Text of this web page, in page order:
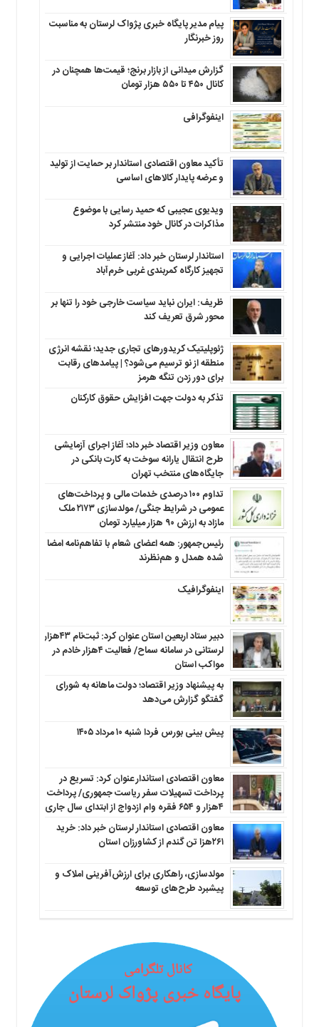
پیام مدیر پایگاه خبری پژواک لرستان به مناسبت
روز خبرنگار
گزارش میدانی از بازار برنج؛ قیمت‌ها همچنان در
کانال ۴۵۰ تا ۵۵۰ هزار تومان
اینفوگرافی
تأکید معاون اقتصادی استاندار بر حمایت از تولید
و عرضه پایدار کالاهای اساسی
ویدیوی عجیبی که حمید رسایی با موضوع
مذاکرات در کانال خود منتشر کرد
استاندار لرستان خبر داد: آغاز عملیات اجرایی و
تجهیز کارگاه کمربندی غربی خرم‌آباد
ظریف: ایران نباید سیاست خارجی خود را تنها بر
محور شرق تعریف کند
ژئوپلیتیک کریدورهای تجاری جدید؛ نقشه انرژی
منطقه‌ از نو ترسیم می‌شود؟ | پیامدهای رقابت
برای دور زدن تنگه هرمز
تذکر به دولت جهت افزایش حقوق کارکنان ‌
معاون وزیر اقتصاد خبر داد؛ آغاز اجرای آزمایشی
طرح انتقال یارانه سوخت به کارت بانکی در
جایگاه‌های منتخب تهران
تداوم ۱۰۰ درصدی خدمات مالی و پرداخت‌های
عمومی در شرایط جنگی/ مولدسازی ۲۱۷۳ ملک
مازاد به ارزش ۹۰ هزار میلیارد تومان
رئیس‌جمهور: همه اعضای شعام با تفاهم‌نامه امضا
شده همدل و هم‌نظرند
اینفوگرافیک
دبیر ستاد اربعین استان عنوان کرد: ثبت‌نام ۴۳هزار
لرستانی در سامانه سماح/ فعالیت ۴هزار خادم در
مواکب استان
به پیشنهاد وزیر اقتصاد؛ دولت ماهانه به شورای
گفتگو گزارش می‌دهد
پیش بینی بورس فردا شنبه ۱۰ مرداد ۱۴۰۵
معاون اقتصادی استاندار عنوان کرد: تسریع در
پرداخت تسهیلات سفر ریاست جمهوری/ پرداخت
۴هزار و ۶۵۴ فقره وام ازدواج از ابتدای سال جاری
معاون اقتصادی استاندار لرستان خبر داد: خرید
۲۶۱هزا تن گندم از کشاورزان استان
مولدسازی، راهکاری برای ارزش‌آفرینی املاک و
پیشبرد طرح‌های توسعه